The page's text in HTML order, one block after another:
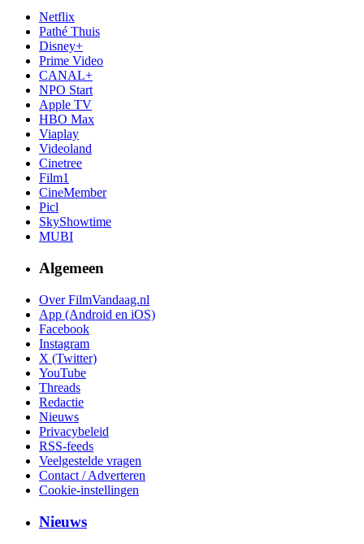
Netflix
Pathé Thuis
Disney+
Prime Video
CANAL+
NPO Start
Apple TV
HBO Max
Viaplay
Videoland
Cinetree
Film1
CineMember
Picl
SkyShowtime
MUBI
Algemeen
Over FilmVandaag.nl
App (Android en iOS)
Facebook
Instagram
X (Twitter)
YouTube
Threads
Redactie
Nieuws
Privacybeleid
RSS-feeds
Veelgestelde vragen
Contact / Adverteren
Cookie-instellingen
Nieuws